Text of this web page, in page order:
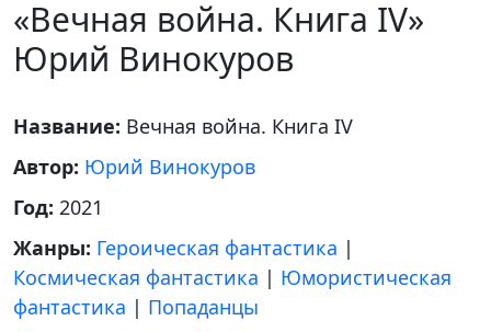
«Вечная война. Книга IV»
Юрий Винокуров
Название: Вечная война. Книга IV
Автор: Юрий Винокуров
Год: 2021
Жанры: Героическая фантастика |
Космическая фантастика | Юмористическая
фантастика | Попаданцы